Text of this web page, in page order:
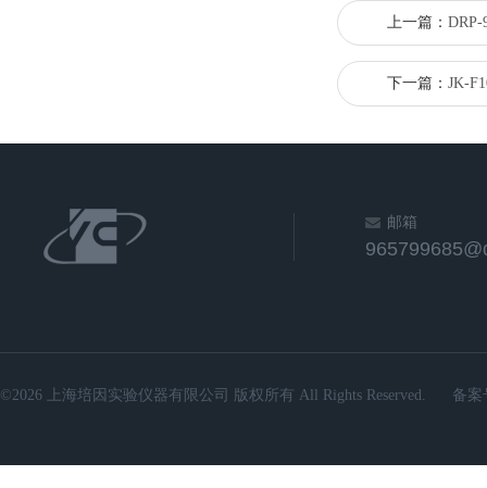
上一篇： DRP-
下一篇： JK-
邮箱
©2026 上海培因实验仪器有限公司 版权所有 All Rights Reserved. 备案